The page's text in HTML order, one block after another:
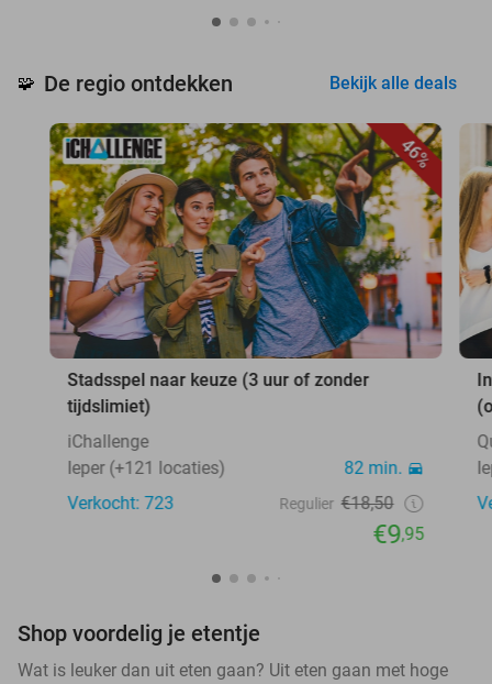
🧩 De regio ontdekken Bekijk alle deals
46%
Stadsspel naar keuze (3 uur of zonder
tijdslimiet)
iChallenge
Ieper (+121 locaties)
82 min.
Verkocht: 723
Regulier €18,50
€9,95
Shop voordelig je etentje
Wat is leuker dan uit eten gaan? Uit eten gaan met hoge